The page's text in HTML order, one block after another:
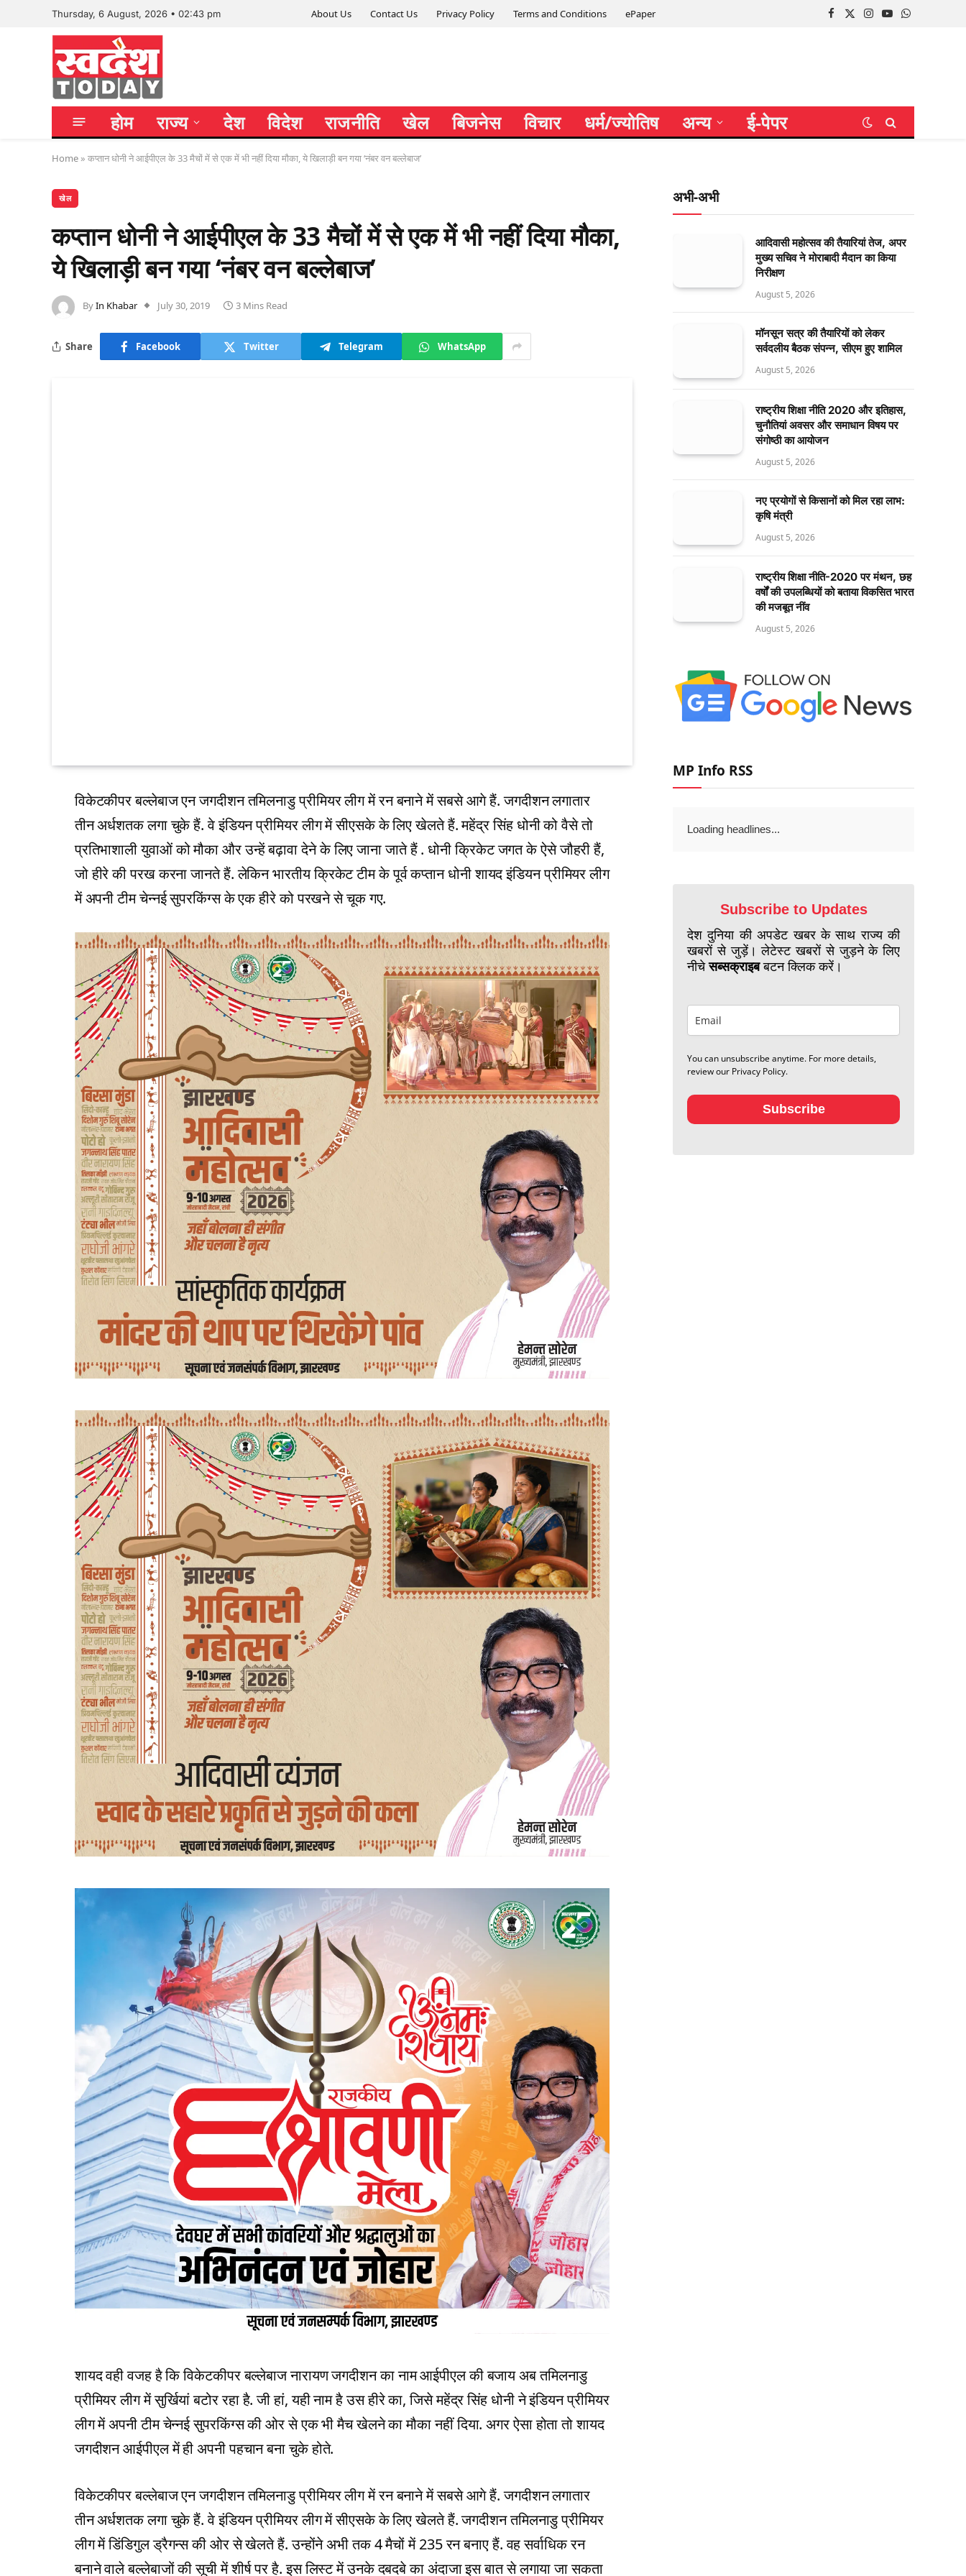
Thursday, 6 August, 2026 • 02:43 pm About Us Contact Us Privacy Policy Terms and Conditions ePaper
Facebook
X
Instagram
YouTubeWhatsApp
होम राज्य देश विदेश राजनीति खेल बिजनेस विचार धर्म/ज्योतिष अन्य ई-पेपर
Home » कप्तान धोनी ने आईपीएल के 33 मैचों में से एक में भी नहीं दिया मौका, ये खिलाड़ी बन गया ‘नंबर वन बल्लेबाज’
खेल
कप्तान धोनी ने आईपीएल के 33 मैचों में से एक में भी नहीं दिया मौका,
ये खिलाड़ी बन गया ‘नंबर वन बल्लेबाज’
ByIn Khabar July 30, 2019 3 Mins Read
Share Facebook Twitter Telegram WhatsApp
विकेटकीपर बल्‍लेबाज एन जगदीशन तमिलनाडु प्रीमियर लीग में रन बनाने में सबसे आगे हैं. जगदीशन लगातार
तीन अर्धशतक लगा चुके हैं. वे इंडियन प्रीमियर लीग में सीएसके के लिए खेलते हैं. महेंद्र सिंह धोनी को वैसे तो
प्रतिभाशाली युवाओं को मौका और उन्हें बढ़ावा देने के लिए जाना जाते हैं . धोनी क्रिकेट जगत के ऐसे जौहरी हैं,
जो हीरे की परख करना जानते हैं. लेकिन भारतीय क्रिकेट टीम के पूर्व कप्तान धोनी शायद इंडियन प्रीमियर लीग
में अपनी टीम चेन्नई सुपरकिंग्स के एक हीरे को परखने से चूक गए.
शायद वही वजह है कि विकेटकीपर बल्लेबाज नारायण जगदीशन का नाम आईपीएल की बजाय अब तमिलनाडु
प्रीमियर लीग में सुर्खियां बटोर रहा है. जी हां, यही नाम है उस हीरे का, जिसे महेंद्र सिंह धोनी ने इंडियन प्रीमियर
लीग में अपनी टीम चेन्नई सुपरकिंग्स की ओर से एक भी मैच खेलने का मौका नहीं दिया. अगर ऐसा होता तो शायद
जगदीशन आईपीएल में ही अपनी पहचान बना चुके होते.
विकेटकीपर बल्‍लेबाज एन जगदीशन तमिलनाडु प्रीमियर लीग में रन बनाने में सबसे आगे हैं. जगदीशन लगातार
तीन अर्धशतक लगा चुके हैं. वे इंडियन प्रीमियर लीग में सीएसके के लिए खेलते हैं. जगदीशन तमिलनाडु प्रीमियर
लीग में डिंडिगुल ड्रैगन्स की ओर से खेलते हैं. उन्होंने अभी तक 4 मैचों में 235 रन बनाए हैं. वह सर्वाधिक रन
बनाने वाले बल्लेबाजों की सूची में शीर्ष पर है. इस लिस्ट में उनके दबदबे का अंदाजा इस बात से लगाया जा सकता
अभी-अभी
आदिवासी महोत्सव की तैयारियां तेज, अपर
मुख्य सचिव ने मोराबादी मैदान का किया
निरीक्षण
August 5, 2026
मॉनसून सत्र की तैयारियों को लेकर
सर्वदलीय बैठक संपन्न, सीएम हुए शामिल
August 5, 2026
राष्ट्रीय शिक्षा नीति 2020 और इतिहास,
चुनौतियां अवसर और समाधान विषय पर
संगोष्ठी का आयोजन
August 5, 2026
नए प्रयोगों से किसानों को मिल रहा लाभ:
कृषि मंत्री
August 5, 2026
राष्ट्रीय शिक्षा नीति-2020 पर मंथन, छह
वर्षों की उपलब्धियों को बताया विकसित भारत
की मजबूत नींव
August 5, 2026
MP Info RSS
Loading headlines...
Subscribe to Updates
देश दुनिया की अपडेट खबर के साथ राज्य की
खबरों से जुड़ें। लेटेस्ट खबरों से जुड़ने के लिए
नीचेसब्सक्राइबबटन क्लिक करें।
You can unsubscribe anytime. For more details,
review our Privacy Policy.
Subscribe